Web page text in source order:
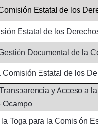
Estatal de los
Estatal de los
Documental de la
Comisión Estatal de los
y Acceso a
Ocampo
Toga para la Comisión